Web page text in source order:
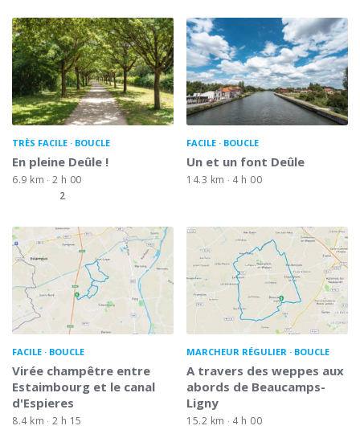
TRÈS FACILE BOUCLE
En pleine Deûle !
6.9 km
2 h 00
2
FACILE BOUCLE
Un et un font Deûle
14.3 km 4 h 00
FACILE BOUCLE
Virée champêtre entre
Estaimbourg et le canal
d'Espieres
8.4 km 2 h 15
MARCHEUR RÉGULIER BOUCLE
A travers des weppes aux
abords de Beaucamps-
Ligny
15.2 km 4 h 00